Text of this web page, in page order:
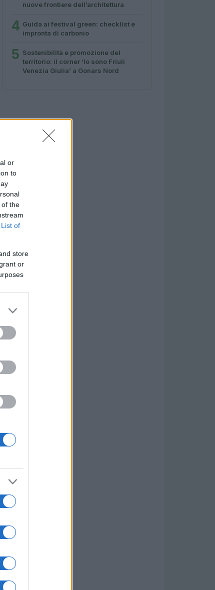
or
to
of the
List of
store
or
nuove frontiere dell’architettura
4 Guida ai festival green: checklist e
impronta di carbonio
5 Sostenibilità e promozione del
territorio: il corner ‘Io sono Friuli
Venezia Giulia’ a Gonars Nord